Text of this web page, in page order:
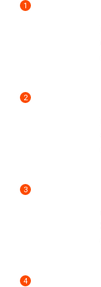
1
2
3
4